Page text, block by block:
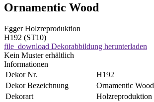
Ornamentic Wood
Egger Holzreproduktion
H192 (ST10)
file_download Dekorabbildung herunterladen
Kein Muster erhältlich
Informationen
Dekor Nr.
H192
Dekor Bezeichnung
Ornamentic Wood
Dekorart
Holzreproduktion